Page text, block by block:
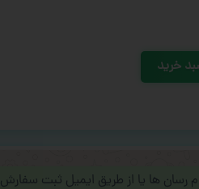
خرید
رسان ها یا از طریق ایمیل ثبت سفارش